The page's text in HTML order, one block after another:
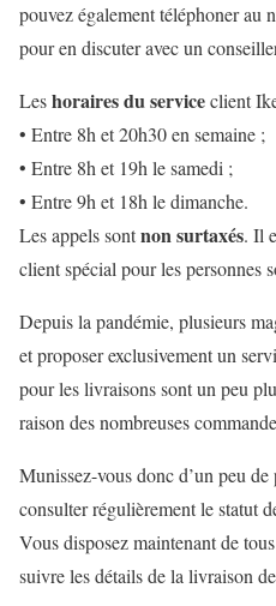
pouvez également téléphoner au
pour en discuter avec un
Leshoraires du serviceclient
• Entre 8h et 20h30 en semaine ;
• Entre 8h et 19h le samedi ;
• Entre 9h et 18h le dimanche.
Les appels sontnon surtaxés. Il
client spécial pour les personnes
Depuis la pandémie, plusieurs
et proposer exclusivement un
pour les livraisons sont un peu
raison des nombreuses
Munissez-vous donc d’un peu de
consulter régulièrement le statut
Vous disposez maintenant de
suivre les détails de la livraison